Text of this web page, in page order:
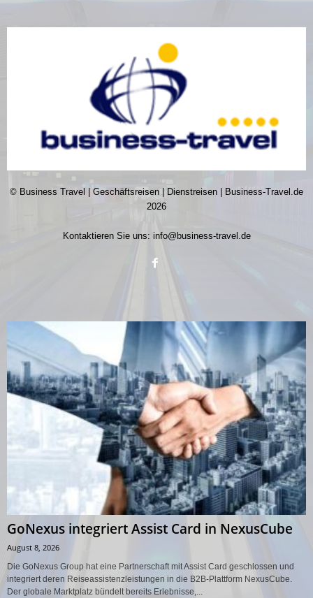
© Business Travel | Geschäftsreisen | Dienstreisen | Business-Travel.de
2026
Kontaktieren Sie uns: info@business-travel.de
GoNexus integriert Assist Card in NexusCube
August 8, 2026
Die GoNexus Group hat eine Partnerschaft mit Assist Card geschlossen und
integriert deren Reiseassistenzleistungen in die B2B-Plattform NexusCube.
Der globale Marktplatz bündelt bereits Erlebnisse,...